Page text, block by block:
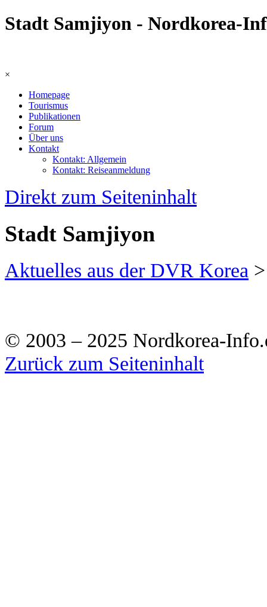
Stadt Samjiyon - Nordkorea-
×
Homepage
Tourismus
Publikationen
Forum
Über uns
Kontakt
Kontakt: Allgemein
Kontakt: Reiseanmeldung
Direkt zum Seiteninhalt
Stadt Samjiyon
Aktuelles aus der DVR Korea
© 2003 – 2025 Nordkorea-
Zurück zum Seiteninhalt